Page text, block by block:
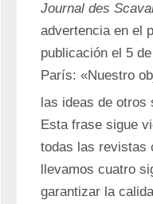
Journal des
advertencia en el
publicación el 5
París: «Nuestro
las ideas de otros
Esta frase sigue
todas las revistas
llevamos cuatro
garantizar la